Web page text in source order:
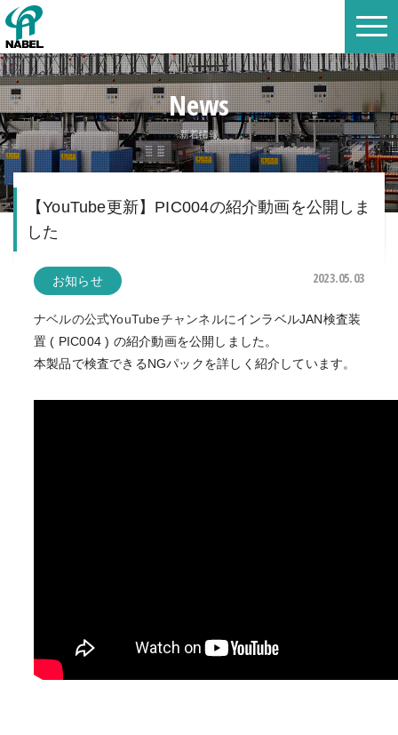
News
新着情報
【YouTube更新】PIC004の紹介動画を公開しま
した
お知らせ 2023.05.03
ナベルの公式YouTubeチャンネルにインラベルJAN検査装
置 ( PIC004 ) の紹介動画を公開しました。
本製品で検査できるNGパックを詳しく紹介しています。